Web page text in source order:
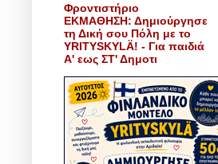
Φροντιστήριο
ΕΚΜΑΘΗΣΗ: Δημιούργησε
τη Δική σου Πόλη με το
YRITYSKYLÄ! - Για παιδιά
Α' εως ΣΤ' Δημοτι